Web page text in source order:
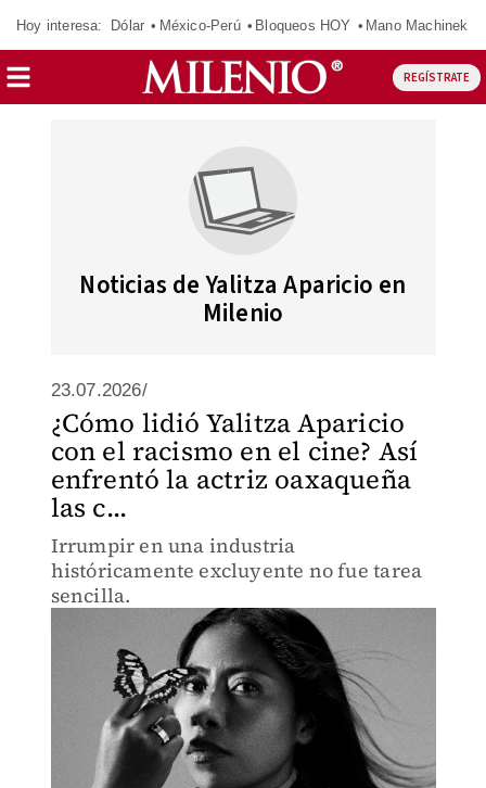
Hoy interesa: Dólar México-Perú Bloqueos HOY Mano Machinek
REGÍSTRATE
Noticias de Yalitza Aparicio en
Milenio
23.07.2026/
¿Cómo lidió Yalitza Aparicio
con el racismo en el cine? Así
enfrentó la actriz oaxaqueña
las c...
Irrumpir en una industria
históricamente excluyente no fue tarea
sencilla.